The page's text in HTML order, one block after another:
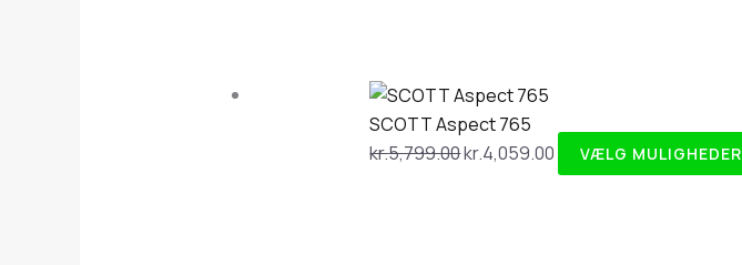
SCOTT Aspect 765
kr.5,799.00kr.4,059.00 VÆLG MULIGHEDER